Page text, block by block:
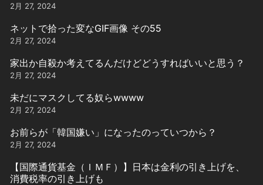
2月 27, 2024
ネットで拾った変なGIF画像 その55
2月 27, 2024
家出か自殺か考えてるんだけどどうすればいいと思う？
2月 27, 2024
未だにマスクしてる奴らwwww
2月 27, 2024
お前らが「韓国嫌い」になったのっていつから？
2月 27, 2024
【国際通貨基金（ＩＭＦ）】日本は金利の引き上げを、
消費税率の引き上げも